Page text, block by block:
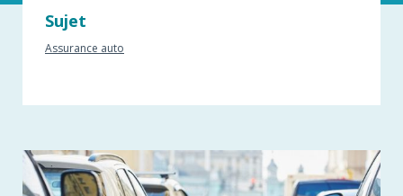
Sujet
Assurance auto